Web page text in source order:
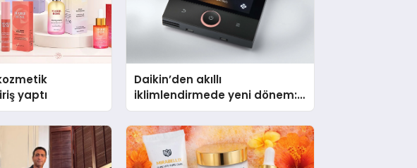
yaptı
Daikin’den akıllı
iklimlendirmede yeni dönem:
Madoka Plus Türkiye’de